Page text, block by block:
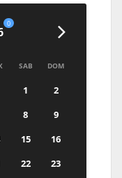
0
SAB DOM
1
2
8
9
15
16
22
23